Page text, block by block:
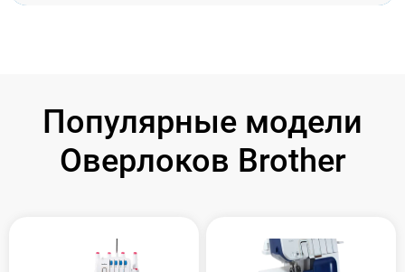
Популярные модели
Оверлоков Brother